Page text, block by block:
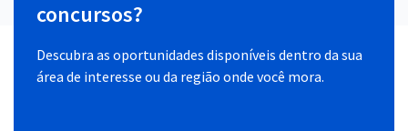
concursos?
Descubra as oportunidades disponíveis dentro da sua
área de interesse ou da região onde você mora.